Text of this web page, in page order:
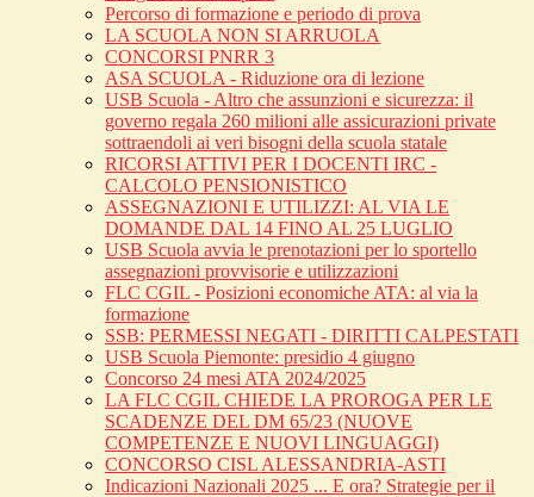
Percorso di formazione e periodo di prova
LA SCUOLA NON SI ARRUOLA
CONCORSI PNRR 3
ASA SCUOLA - Riduzione ora di lezione
USB Scuola - Altro che assunzioni e sicurezza: il
governo regala 260 milioni alle assicurazioni private
sottraendoli ai veri bisogni della scuola statale
RICORSI ATTIVI PER I DOCENTI IRC -
CALCOLO PENSIONISTICO
ASSEGNAZIONI E UTILIZZI: AL VIA LE
DOMANDE DAL 14 FINO AL 25 LUGLIO
USB Scuola avvia le prenotazioni per lo sportello
assegnazioni provvisorie e utilizzazioni
FLC CGIL - Posizioni economiche ATA: al via la
formazione
SSB: PERMESSI NEGATI - DIRITTI CALPESTATI
USB Scuola Piemonte: presidio 4 giugno
Concorso 24 mesi ATA 2024/2025
LA FLC CGIL CHIEDE LA PROROGA PER LE
SCADENZE DEL DM 65/23 (NUOVE
COMPETENZE E NUOVI LINGUAGGI)
CONCORSO CISL ALESSANDRIA-ASTI
Indicazioni Nazionali 2025 ... E ora? Strategie per il